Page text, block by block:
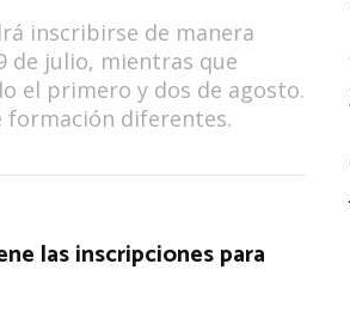
inscribirse de manera
de julio, mientras que
el primero y dos de agosto.
formación diferentes.
las inscripciones para